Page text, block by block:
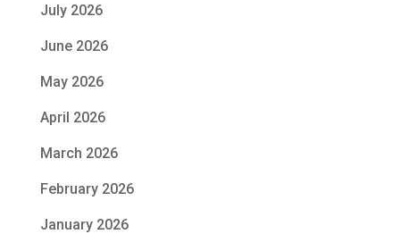
July 2026
June 2026
May 2026
April 2026
March 2026
February 2026
January 2026